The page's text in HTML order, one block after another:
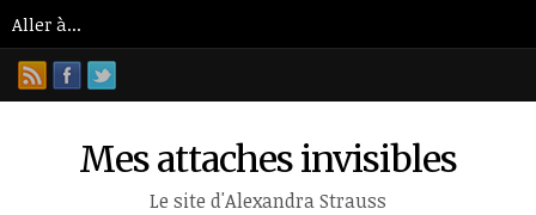
Mes attaches invisibles
Le site d'Alexandra Strauss